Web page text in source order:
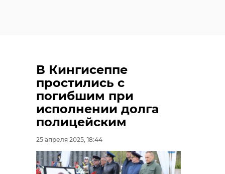
В Кингисеппе
простились с
погибшим при
исполнении долга
полицейским
25 апреля 2025, 18:44